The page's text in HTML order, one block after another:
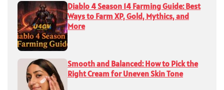
Diablo 4 Season 14 Farming Guide: Best
Ways to Farm XP, Gold, Mythics, and
More
Smooth and Balanced: How to Pick the
Right Cream for Uneven Skin Tone